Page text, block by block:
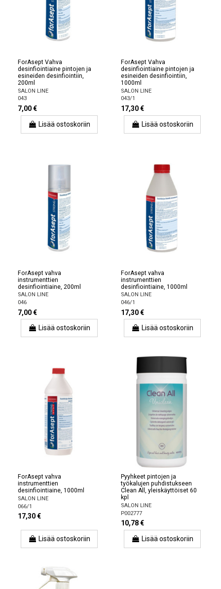
ForAsept Vahva
desinfiointiaine pintojen ja
esineiden desinfiointiin,
200ml
SALON LINE
043
7,00 €
Lisää ostoskoriin
ForAsept Vahva
desinfiointiaine pintojen ja
esineiden desinfiointiin,
1000ml
SALON LINE
043/1
17,30 €
Lisää ostoskoriin
ForAsept vahva
instrumenttien
desinfiointiaine, 200ml
SALON LINE
046
7,00 €
Lisää ostoskoriin
ForAsept vahva
instrumenttien
desinfiointiaine, 1000ml
SALON LINE
046/1
17,30 €
Lisää ostoskoriin
ForAsept vahva
instrumenttien
desinfiointiaine, 1000ml
SALON LINE
066/1
17,30 €
Lisää ostoskoriin
Pyyhkeet pintojen ja
työkalujen puhdistukseen
Clean All, yleiskäyttöiset 60
kpl
SALON LINE
P002777
10,78 €
Lisää ostoskoriin